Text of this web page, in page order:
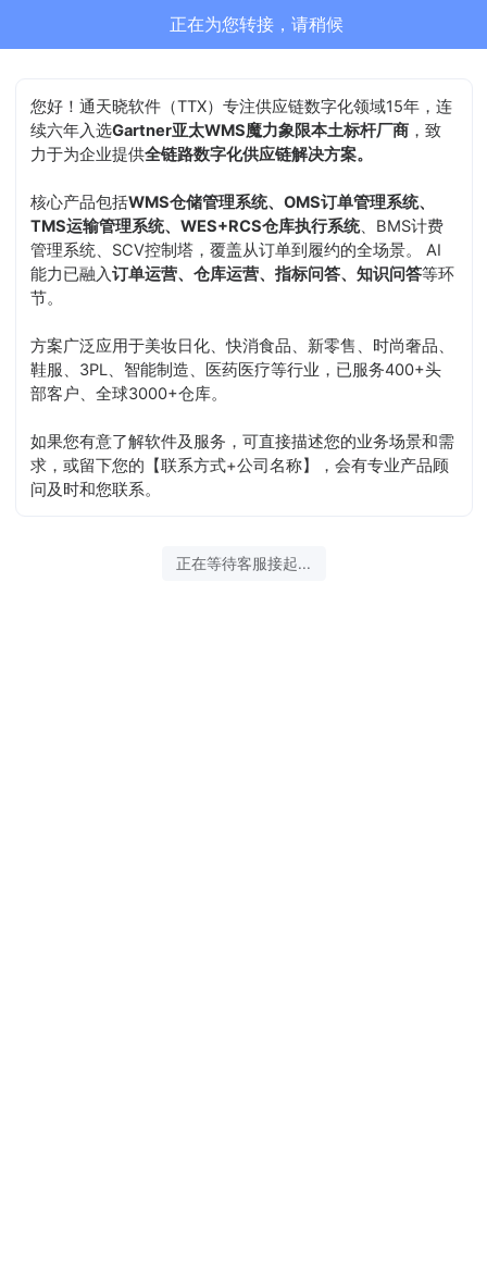
正在为您转接，请稍候
您好！通天晓软件（TTX）专注供应链数字化领域15年，连
续六年入选Gartner亚太WMS魔力象限本土标杆厂商 ，致
力于为企业提供全链路数字化供应链解决方案。
核心产品包括WMS仓储管理系统、OMS订单管理系统、
TMS运输管理系统、WES+RCS仓库执行系统、BMS计费
管理系统、SCV控制塔，覆盖从订单到履约的全场景。 AI
能力已融入订单运营、仓库运营、指标问答、知识问答等环
节。
方案广泛应用于美妆日化、快消食品、新零售、时尚奢品、
鞋服、3PL、智能制造、医药医疗等行业，已服务400+头
部客户、全球3000+仓库。
如果您有意了解软件及服务，可直接描述您的业务场景和需
求，或留下您的【联系方式+公司名称】，会有专业产品顾
问及时和您联系。
正在等待客服接起...